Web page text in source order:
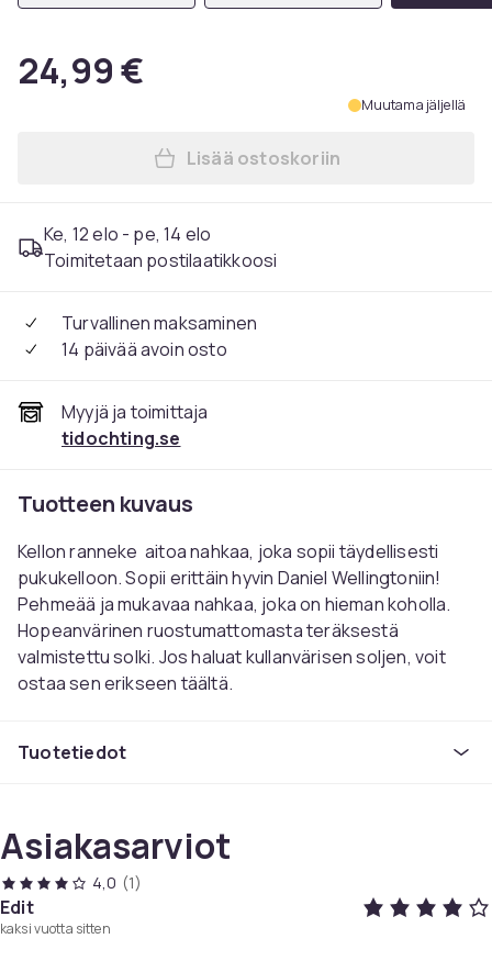
24,99 €
Muutama jäljellä
Lisää Klassinen kellon
Lisää ostoskoriin
Ke, 12 elo - pe, 14 elo
Toimitetaan postilaatikkoosi
Turvallinen maksaminen
14 päivää avoin osto
Myyjä ja toimittaja
tidochting.se
Tuotteen kuvaus
Kellon ranneke aitoa nahkaa, joka sopii täydellisesti
pukukelloon. Sopii erittäin hyvin Daniel Wellingtoniin!
Pehmeää ja mukavaa nahkaa, joka on hieman koholla.
Hopeanvärinen ruostumattomasta teräksestä
valmistettu solki. Jos haluat kullanvärisen soljen, voit
ostaa sen erikseen täältä.
rannekkeet ovat suoria, eli soljen leveys on sama kuin
mm / 22 mm
Pituudet:
14 mm: 10 + 6 cm (12 mm solki)
Tuotetiedot
Asiakasarviot
4,0 (1)
Edit
kaksi vuotta sitten